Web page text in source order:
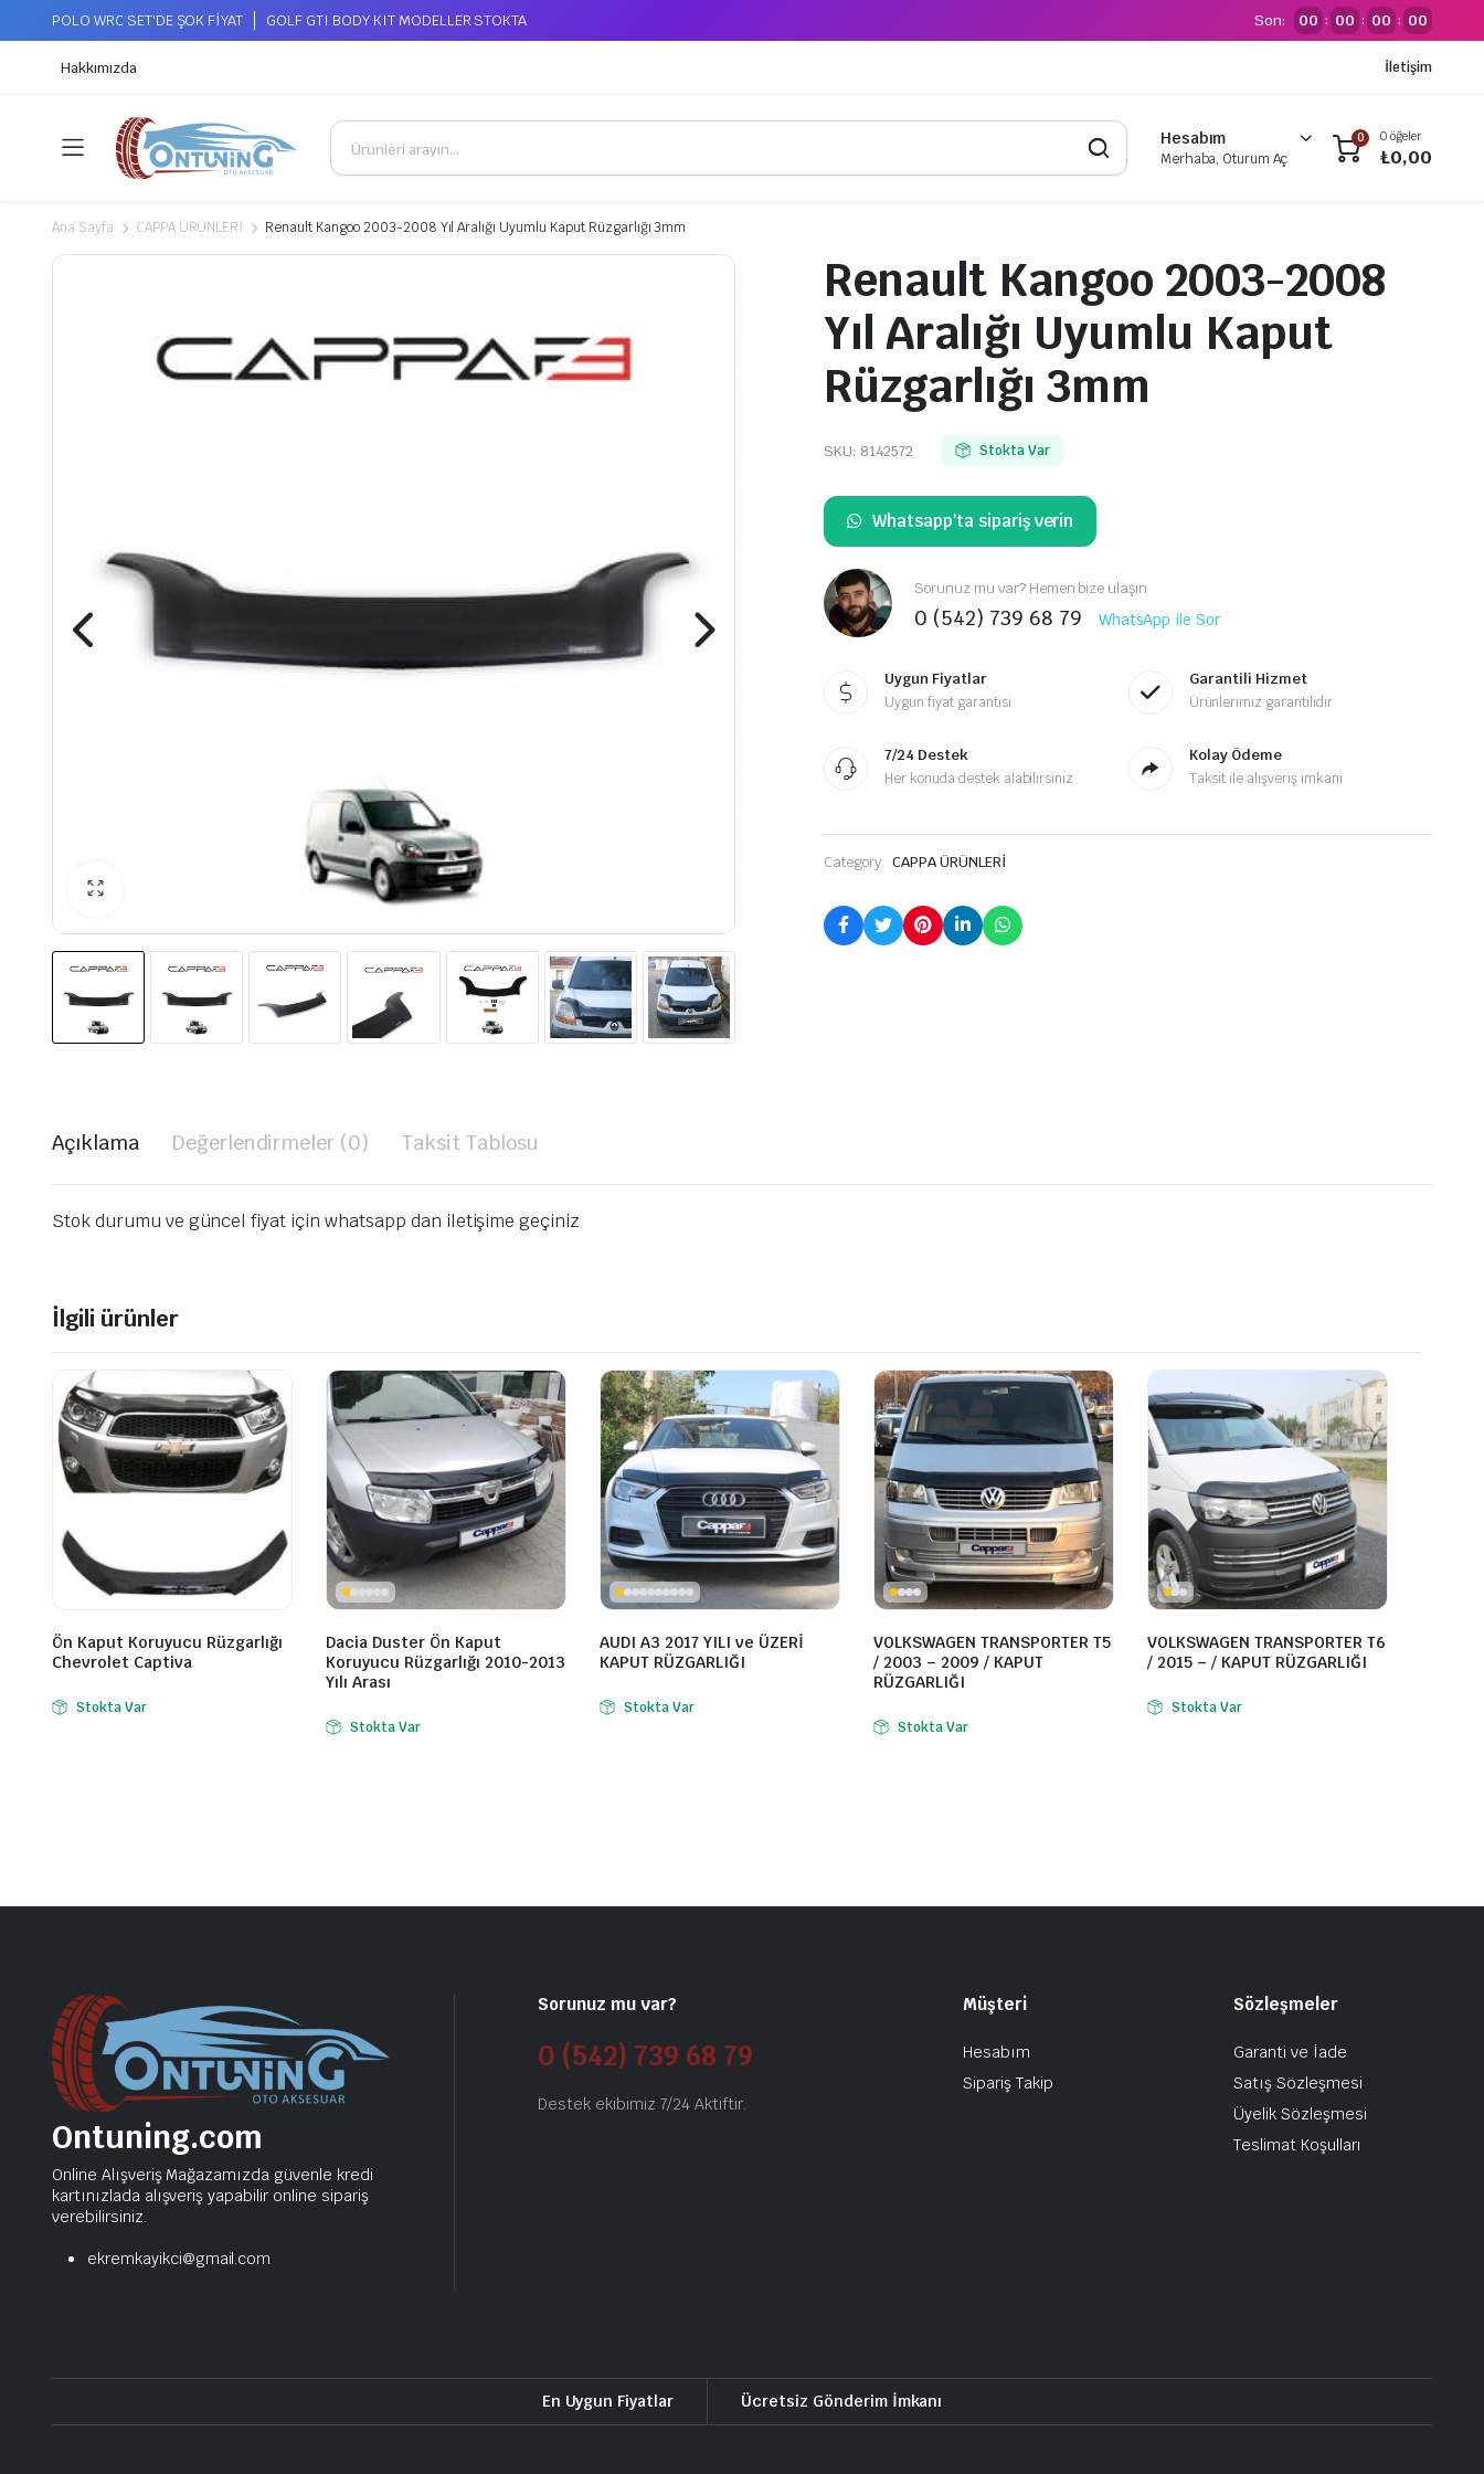
POLO WRC SET'DE ŞOK FİYAT GOLF GTI BODY KIT MODELLER STOKTA Son: 00 : 00 : 00 : 00
Hakkımızda İletişim
Hesabım
Merhaba, Oturum Aç
0 0 öğeler
₺0,00
Ana Sayfa CAPPA ÜRÜNLERİ Renault Kangoo 2003-2008 Yıl Aralığı Uyumlu Kaput Rüzgarlığı 3mm
Renault Kangoo 2003-2008
Yıl Aralığı Uyumlu Kaput
Rüzgarlığı 3mm
SKU: 8142572 Stokta Var
Whatsapp'ta sipariş verin
Sorunuz mu var? Hemen bize ulaşın
0 (542) 739 68 79 WhatsApp ile Sor
Uygun Fiyatlar
Uygun fiyat garantisi
Garantili Hizmet
Ürünlerimiz garantilidir
7/24 Destek
Her konuda destek alabilirsiniz
Kolay Ödeme
Taksit ile alışveriş imkanı
Category: CAPPA ÜRÜNLERİ
Açıklama Değerlendirmeler (0) Taksit Tablosu
Stok durumu ve güncel fiyat için whatsapp dan iletişime geçiniz
İlgili ürünler
Ön Kaput Koruyucu Rüzgarlığı
Chevrolet Captiva
Stokta Var
Dacia Duster Ön Kaput
Koruyucu Rüzgarlığı 2010-2013
Yılı Arası
Stokta Var
AUDI A3 2017 YILI ve ÜZERİ
KAPUT RÜZGARLIĞI
Stokta Var
VOLKSWAGEN TRANSPORTER T5
/ 2003 – 2009 / KAPUT
RÜZGARLIĞI
Stokta Var
VOLKSWAGEN TRANSPORTER T6
/ 2015 – / KAPUT RÜZGARLIĞI
Stokta Var
Ontuning.com
Online Alışveriş Mağazamızda güvenle kredi
kartınızlada alışveriş yapabilir online sipariş
verebilirsiniz.
ekremkayikci@gmail.com
Sorunuz mu var?
0 (542) 739 68 79
Destek ekibimiz 7/24 Aktiftir.
Müşteri
Hesabım
Sipariş Takip
Sözleşmeler
Garanti ve İade
Satış Sözleşmesi
Üyelik Sözleşmesi
Teslimat Koşulları
En Uygun Fiyatlar Ücretsiz Gönderim İmkanı